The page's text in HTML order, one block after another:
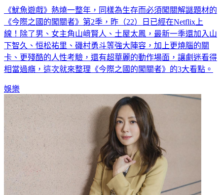
《魷魚遊戲》熱燒一整年，同樣為生存而必須闖關解謎題材的
《今際之國的闖關者》第2季，昨（22）日已經在Netflix上
線！除了男、女主角山﨑賢人、土屋太鳳，最新一季還加入山
下智久、恒松祐里、磯村勇斗等強大陣容，加上更燒腦的關
卡、更殘酷的人性考驗，還有超華麗的動作場面，讓劇迷看得
相當過癮，這次就來整理《今際之國的闖關者》的3大看點。
娛樂